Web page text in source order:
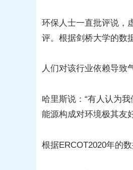
环保人士一直批评说，
评。根据剑桥大学的数
人们对该行业依赖导致
哈里斯说：“有人认为
能源构成对环境极其友
根据ERCOT2020年的